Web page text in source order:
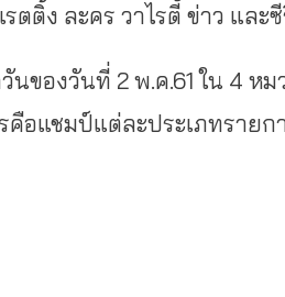
ตติ้ง ละคร วาไรตี้ ข่าว และ
นของวันที่ 2 พ.ค.61 ใน 4 ห
คือแชมป์แต่ละประเภทรายก